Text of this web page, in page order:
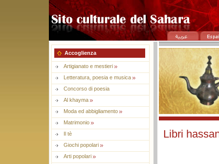
Accoglienza
Artigianato e mestieri
Letteratura, poesia e musica
Concorso di poesia
Al khayma
Moda ed abbigliamento
Matrimonio
Il tè
Giochi popolari
Arti popolari
Libri